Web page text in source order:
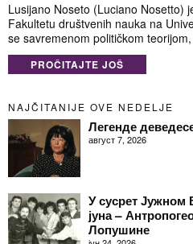
Lusijano Noseto (Luciano Nosetto)
Fakultetu društvenih nauka na
se savremenom političkom
PROČITAJTE JOŠ
NAJČITANIJE OVE NEDELJE
Легенде
август 7, 2026
У сусрет Јужном
јуна –
Лопушине